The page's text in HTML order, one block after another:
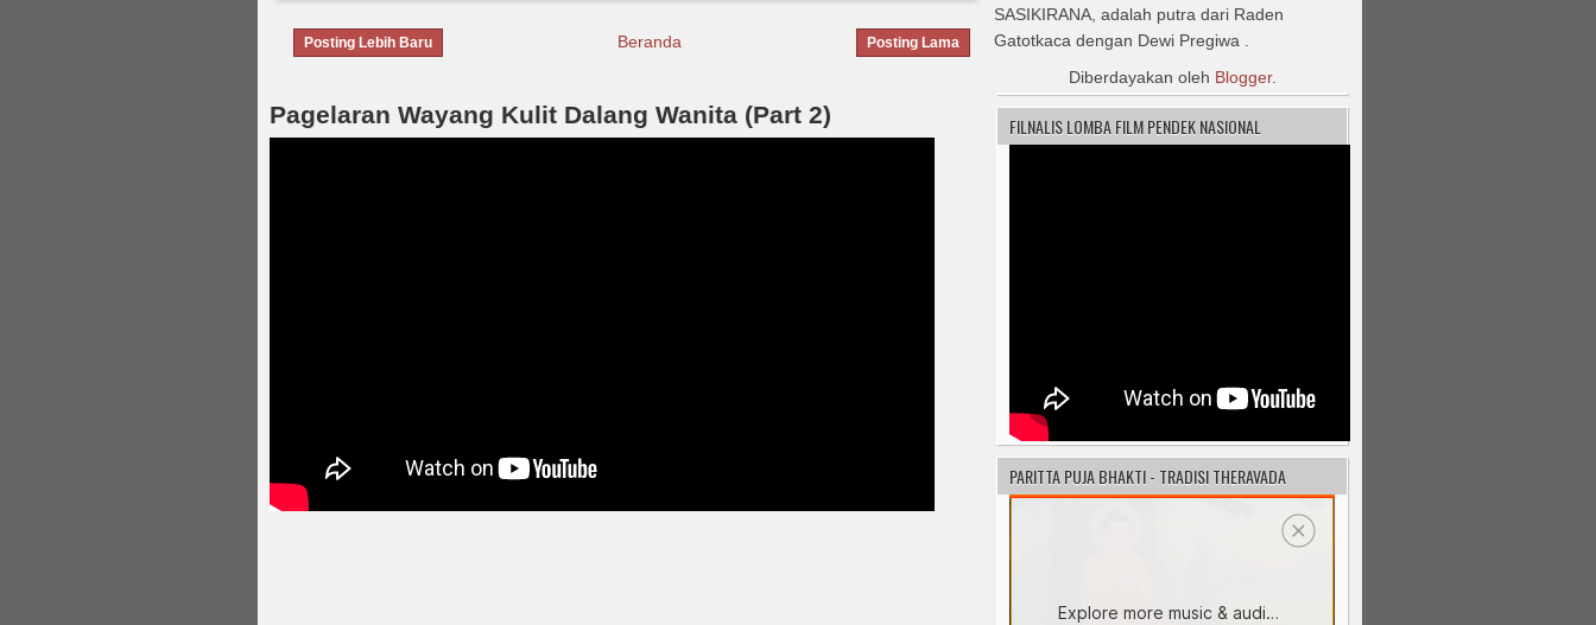
Posting Lebih Baru Posting Lama
Beranda
Pagelaran Wayang Kulit Dalang Wanita (Part 2)
SASIKIRANA, adalah putra dari Raden
Gatotkaca dengan Dewi Pregiwa .
Diberdayakan oleh Blogger.
FILNALIS LOMBA FILM PENDEK NASIONAL
PARITTA PUJA BHAKTI - TRADISI THERAVADA